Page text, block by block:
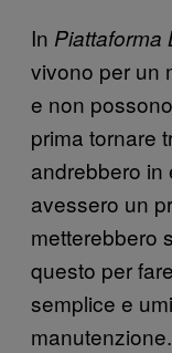
In Piattaforma
vivono per un
e non
prima tornare
andrebbero in
avessero un
metterebbero
questo per
semplice e